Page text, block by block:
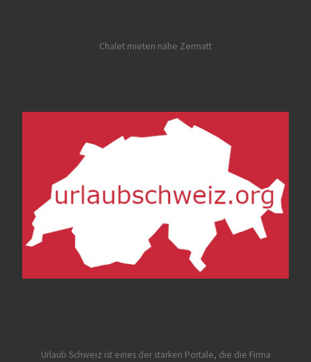
Chalet mieten nähe Zermatt
Urlaub Schweiz ist eines der starken Portale, die die Firma